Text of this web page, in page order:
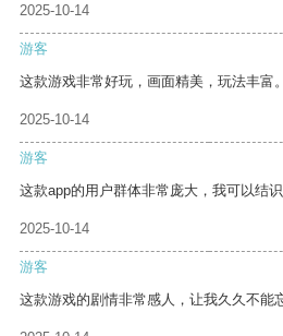
2025-10-14
游客
这款游戏非常好玩，画面精美，玩法丰富。
2025-10-14
游客
这款app的用户群体非常庞大，我可以结
2025-10-14
游客
这款游戏的剧情非常感人，让我久久不能